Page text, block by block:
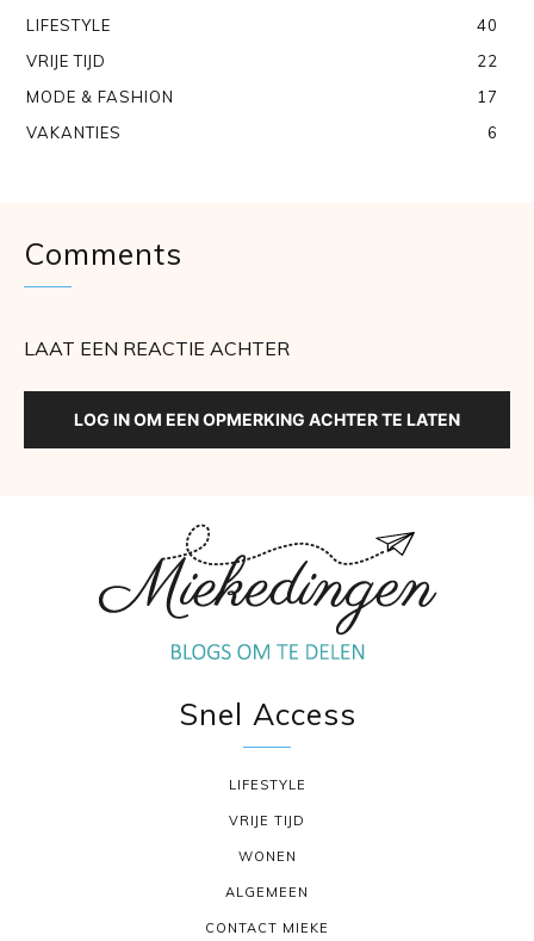
LIFESTYLE
40
VRIJE TIJD
22
MODE & FASHION
17
VAKANTIES
6
Comments
LAAT EEN REACTIE ACHTER
LOG IN OM EEN OPMERKING ACHTER TE LATEN
Snel Access
LIFESTYLE
VRIJE TIJD
WONEN
ALGEMEEN
CONTACT MIEKE